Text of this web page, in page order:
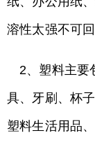
溶性太强不可回
2、塑料主要
具、牙刷、杯
塑料生活用品